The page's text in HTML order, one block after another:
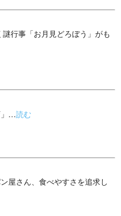
行事「お月見どろぼう」がも
」…読む
屋さん、食べやすさを追求し